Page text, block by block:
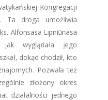
Kongregacji
Ta droga umożliwia
Alfonsasa Lipniūnasa
wyglądała jego
dokąd chodził, kto
Pozwala też
złożony okres
działalności jednego